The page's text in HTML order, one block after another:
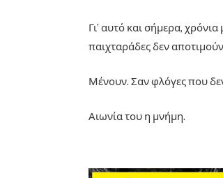
Γι’ αυτό και σήμερα,
παιχταράδες δεν
Μένουν. Σαν φλόγες που
Αιωνία του η μνήμη.